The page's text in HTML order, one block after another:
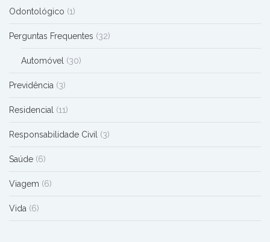
Odontológico (1)
Perguntas Frequentes (32)
Automóvel (30)
Previdência (3)
Residencial (11)
Responsabilidade Civil (3)
Saúde (6)
Viagem (6)
Vida (6)